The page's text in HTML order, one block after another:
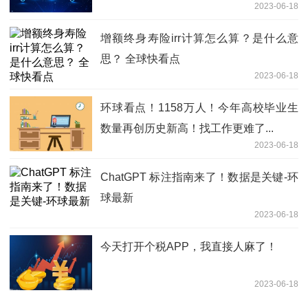
2023-06-18
增额终身寿险irr计算怎么算？是什么意
思？ 全球快看点
2023-06-18
环球看点！1158万人！今年高校毕业生
数量再创历史新高！找工作更难了...
2023-06-18
ChatGPT 标注指南来了！数据是关键-环
球最新
2023-06-18
今天打开个税APP，我直接人麻了！
2023-06-18